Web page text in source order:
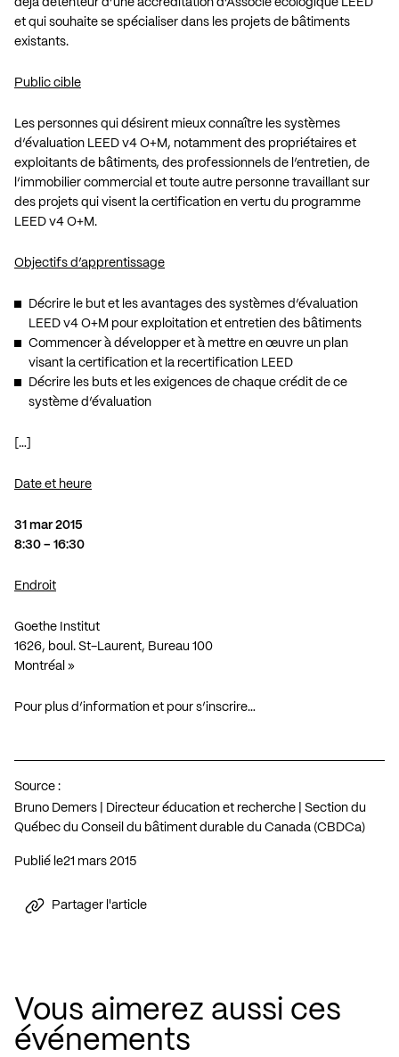
et qui souhaite se spécialiser dans les projets de bâtiments
existants.
Public cible
Les personnes qui désirent mieux connaître les systèmes
d’évaluation LEED v4 O+M, notamment des propriétaires et
exploitants de bâtiments, des professionnels de l’entretien, de
l’immobilier commercial et toute autre personne travaillant sur
des projets qui visent la certification en vertu du programme
LEED v4 O+M.
Objectifs d’apprentissage
Décrire le but et les avantages des systèmes d’évaluation
LEED v4 O+M pour exploitation et entretien des bâtiments
Commencer à développer et à mettre en œuvre un plan
visant la certification et la recertification LEED
Décrire les buts et les exigences de chaque crédit de ce
système d’évaluation
[…]
Date et heure
31 mar 2015
8:30 – 16:30
Endroit
Goethe Institut
1626, boul. St-Laurent, Bureau 100
Montréal »
Pour plus d’information et pour s’inscrire…
Source :
Bruno Demers | Directeur éducation et recherche | Section du
Québec du Conseil du bâtiment durable du Canada (CBDCa)
Publié le 21 mars 2015
Partager l'article
Vous aimerez aussi ces
événements